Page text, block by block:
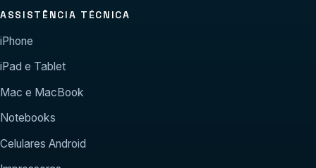
ASSISTÊNCIA TÉCNICA
iPhone
iPad e Tablet
Mac e MacBook
Notebooks
Celulares Android